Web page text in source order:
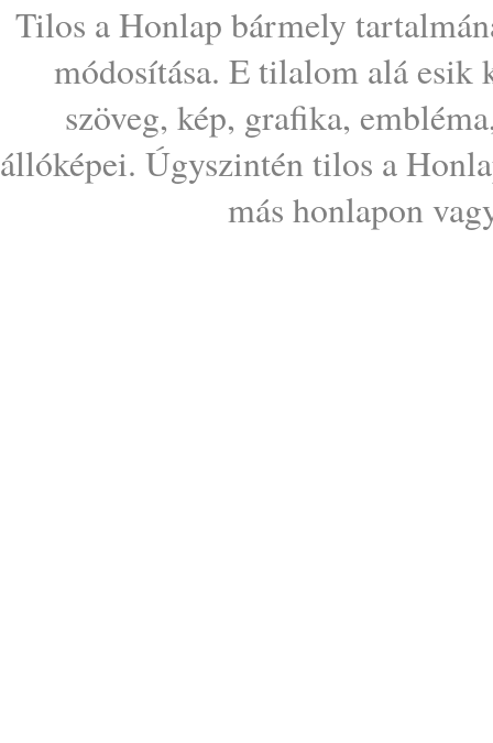
Tilos a Honlap bármely
módosítása. E tilalom alá esik
szöveg, kép, grafika,
állóképei. Úgyszintén tilos a
más honlapon